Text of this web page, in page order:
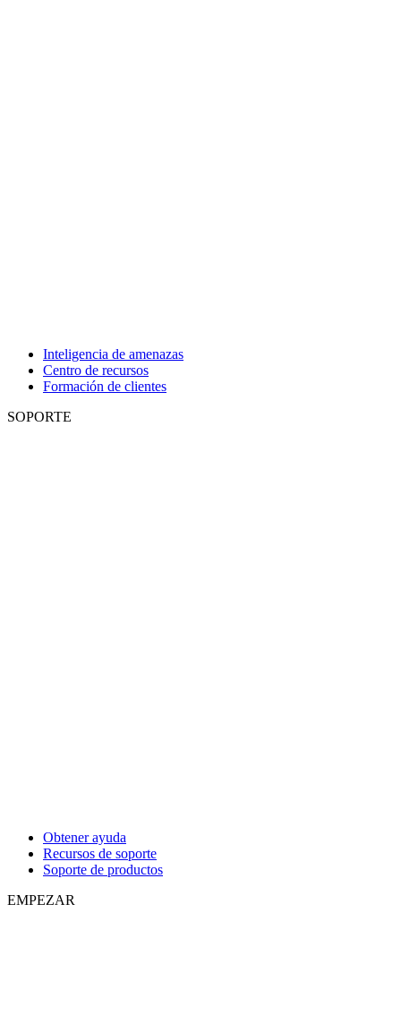
Inteligencia de amenazas
Centro de recursos
Formación de clientes
SOPORTE
Obtener ayuda
Recursos de soporte
Soporte de productos
EMPEZAR